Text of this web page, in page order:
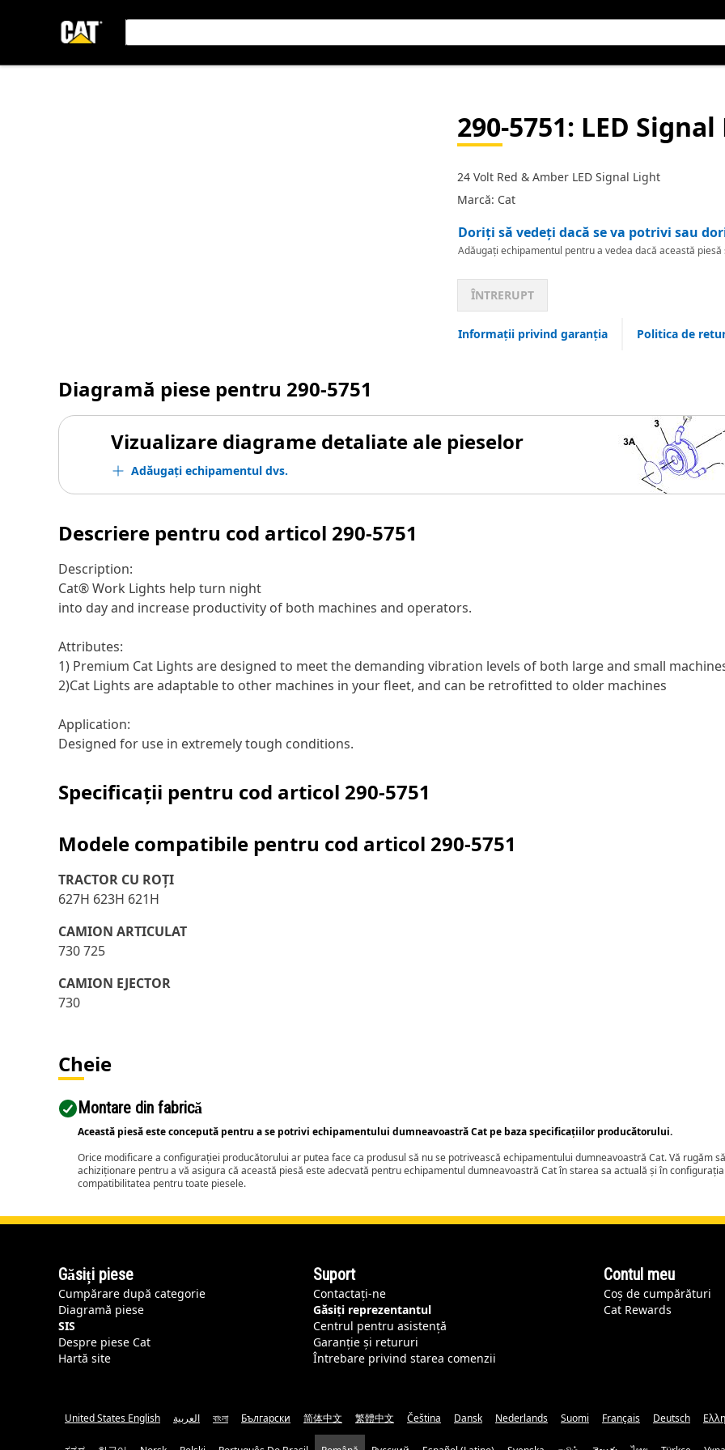
290-5751: LED
24 Volt Red & Amber LED Signal Light
Marcă: Cat
Doriți să vedeți dacă se va potrivi sau
Adăugați echipamentul pentru a vedea dacă această
ÎNTRERUPT
Informații privind garanția Politica de
Diagramă piese pentru 290-5751
Vizualizare diagrame detaliate ale pieselor
Adăugați echipamentul dvs.
Descriere pentru cod articol 290-5751
Description:
Cat® Work Lights help turn night
into day and increase productivity of both machines and operators.
Attributes:
1) Premium Cat Lights are designed to meet the demanding vibration levels of both large and small
2)Cat Lights are adaptable to other machines in your fleet, and can be retrofitted to older machines
Application:
Designed for use in extremely tough conditions.
Specificații pentru cod articol 290-5751
Modele compatibile pentru cod articol 290-5751
TRACTOR CU ROŢI
627H 623H 621H
CAMION ARTICULAT
730 725
CAMION EJECTOR
730
Cheie
Montare din fabrică
Această piesă este concepută pentru a se potrivi echipamentului dumneavoastră Cat pe baza specificațiilor producătorului.
Orice modificare a configurației producătorului ar putea face ca produsul să nu se potrivească echipamentului dumneavoastră Cat. Vă rugăm
achiziționare pentru a vă asigura că această piesă este adecvată pentru echipamentul dumneavoastră Cat în starea sa actuală și în
compatibilitatea pentru toate piesele.
Găsiți piese
Cumpărare după categorie
Diagramă piese
SIS
Despre piese Cat
Hartă site
Suport
Contactați-ne
Găsiți reprezentantul
Centrul pentru asistență
Garanție și retururi
Întrebare privind starea comenzii
Contul meu
Coș de cumpărături
Cat Rewards
United States English العربية বাংলা Български 简体中文 繁體中文 Čeština Dansk Nederlands Suomi Français Deutsch